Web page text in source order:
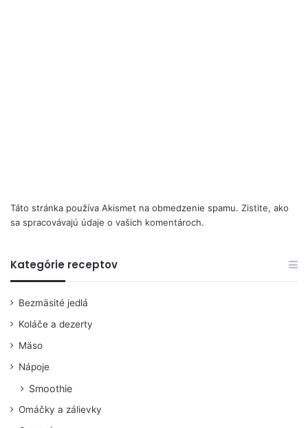
Táto stránka používa Akismet na obmedzenie spamu. Zistite, ako
sa spracovávajú údaje o vašich komentároch.
Kategórie receptov
Bezmäsité jedlá
Koláče a dezerty
Mäso
Nápoje
Smoothie
Omáčky a zálievky